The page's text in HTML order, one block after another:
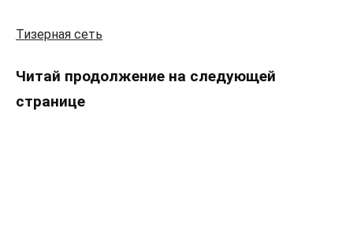
Тизерная сеть
Читай продолжение на следующей
странице